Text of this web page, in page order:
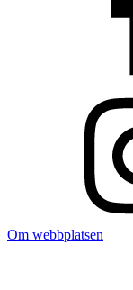
Om webbplatsen